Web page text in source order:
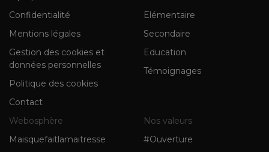
Confidentialité
Mentions légales
Gestion des cookies et
données personnelles
Politique des cookies
Contact
Elémentaire
Secondaire
Education
Témoignages
Webosphère
Maisquefaitlamaitresse
Nos valeurs
#Ouverture